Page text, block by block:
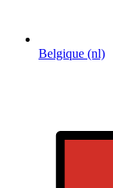
Belgique (nl)